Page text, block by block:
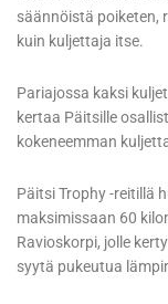
säännöistä poiketen,
kuin kuljettaja itse.
Pariajossa kaksi
kertaa Päitsille
kokeneemman
Päitsi Trophy -reitillä
maksimissaan 60
Ravioskorpi, jolle
syytä pukeutua